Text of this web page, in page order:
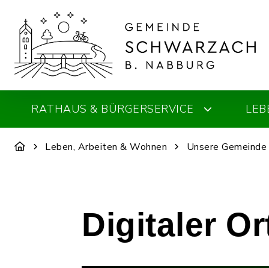
RATHAUS & BÜRGERSERVICE
Leben, Arbeiten & Wohnen Unsere Gemeinde
Digitaler